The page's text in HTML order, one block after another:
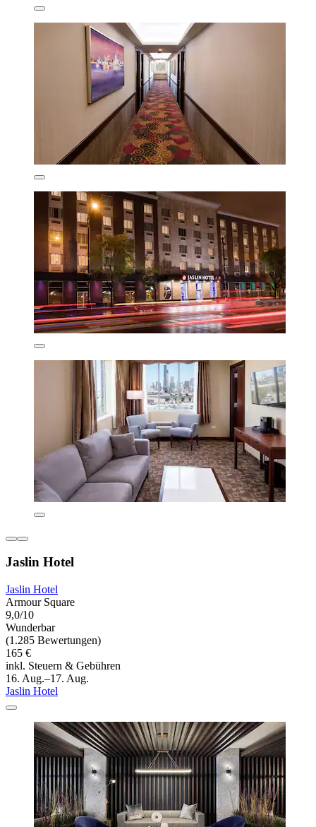
Jaslin Hotel
Jaslin Hotel
Armour Square
9,0/10
Wunderbar
(1.285 Bewertungen)
165 €
inkl. Steuern & Gebühren
16. Aug.–17. Aug.
Jaslin Hotel